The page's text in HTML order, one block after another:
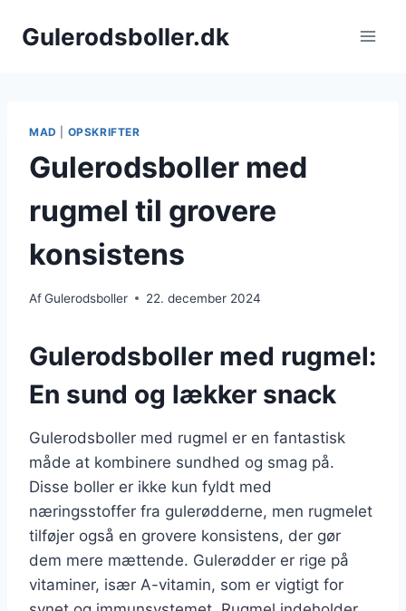
Gulerodsboller.dk
MAD OPSKRIFTER
Gulerodsboller med
rugmel til grovere
konsistens
AfGulerodsboller 22. december 2024
Gulerodsboller med rugmel:
En sund og lækker snack
Gulerodsboller med rugmel er en fantastisk
måde at kombinere sundhed og smag på.
Disse boller er ikke kun fyldt med
næringsstoffer fra gulerødderne, men rugmelet
tilføjer også en grovere konsistens, der gør
dem mere mættende. Gulerødder er rige på
vitaminer, især A-vitamin, som er vigtigt for